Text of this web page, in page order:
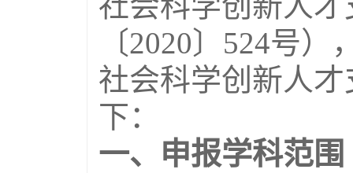
〔2020〕524号
社会科学创新人
下：
一、申报学科范围